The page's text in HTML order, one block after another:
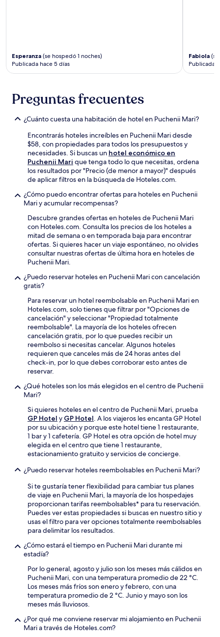
Esperanza (se hospedó 1 noches)
Publicada hace 5 días
Fabiola
Publicada
Preguntas frecuentes
¿Cuánto cuesta una habitación de hotel en Puchenii Mari?
Encontrarás hoteles increíbles en Puchenii Mari desde
$58, con propiedades para todos los presupuestos y
necesidades. Si buscas un hotel económico en
Puchenii Mari que tenga todo lo que necesitas, ordena
los resultados por "Precio (de menor a mayor)" después
de aplicar filtros en la búsqueda de Hoteles.com.
¿Cómo puedo encontrar ofertas para hoteles en Puchenii
Mari y acumular recompensas?
Descubre grandes ofertas en hoteles de Puchenii Mari
con Hoteles.com. Consulta los precios de los hoteles a
mitad de semana o en temporada baja para encontrar
ofertas. Si quieres hacer un viaje espontáneo, no olvides
consultar nuestras ofertas de última hora en hoteles de
Puchenii Mari.
¿Puedo reservar hoteles en Puchenii Mari con cancelación
gratis?
Para reservar un hotel reembolsable en Puchenii Mari en
Hoteles.com, solo tienes que filtrar por "Opciones de
cancelación" y seleccionar "Propiedad totalmente
reembolsable". La mayoría de los hoteles ofrecen
cancelación gratis, por lo que puedes recibir un
reembolso si necesitas cancelar. Algunos hoteles
requieren que canceles más de 24 horas antes del
check-in, por lo que debes corroborar esto antes de
reservar.
¿Qué hoteles son los más elegidos en el centro de Puchenii
Mari?
Si quieres hoteles en el centro de Puchenii Mari, prueba
GP Hotel y GP Hotel. A los viajeros les encanta GP Hotel
por su ubicación y porque este hotel tiene 1 restaurante,
1 bar y 1 cafetería. GP Hotel es otra opción de hotel muy
elegida en el centro que tiene 1 restaurante,
estacionamiento gratuito y servicios de concierge.
¿Puedo reservar hoteles reembolsables en Puchenii Mari?
Si te gustaría tener flexibilidad para cambiar tus planes
de viaje en Puchenii Mari, la mayoría de los hospedajes
proporcionan tarifas reembolsables* para tu reservación.
Puedes ver estas propiedades si buscas en nuestro sitio y
usas el filtro para ver opciones totalmente reembolsables
para delimitar los resultados.
¿Cómo estará el tiempo en Puchenii Mari durante mi
estadía?
Por lo general, agosto y julio son los meses más cálidos en
Puchenii Mari, con una temperatura promedio de 22 °C.
Los meses más fríos son enero y febrero, con una
temperatura promedio de 2 °C. Junio y mayo son los
meses más lluviosos.
¿Por qué me conviene reservar mi alojamiento en Puchenii
Mari a través de Hoteles.com?